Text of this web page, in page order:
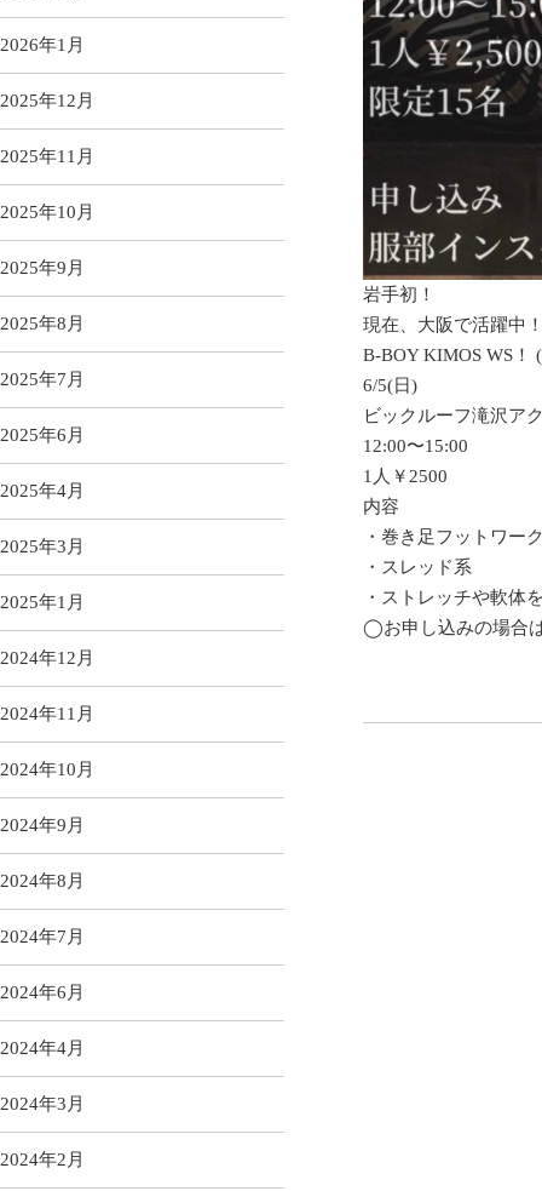
岩手初！
現在、大阪で活躍中
B-BOY KIMOS WS！
6/5(日)
ビックルーフ滝沢ア
12:00〜15:00
1人￥2500
内容
・巻き足フットワー
・スレッド系
・ストレッチや軟体
◯お申し込みの場合
2026年1月
2025年12月
2025年11月
2025年10月
2025年9月
2025年8月
2025年7月
2025年6月
2025年4月
2025年3月
2025年1月
2024年12月
2024年11月
2024年10月
2024年9月
2024年8月
2024年7月
2024年6月
2024年4月
2024年3月
2024年2月